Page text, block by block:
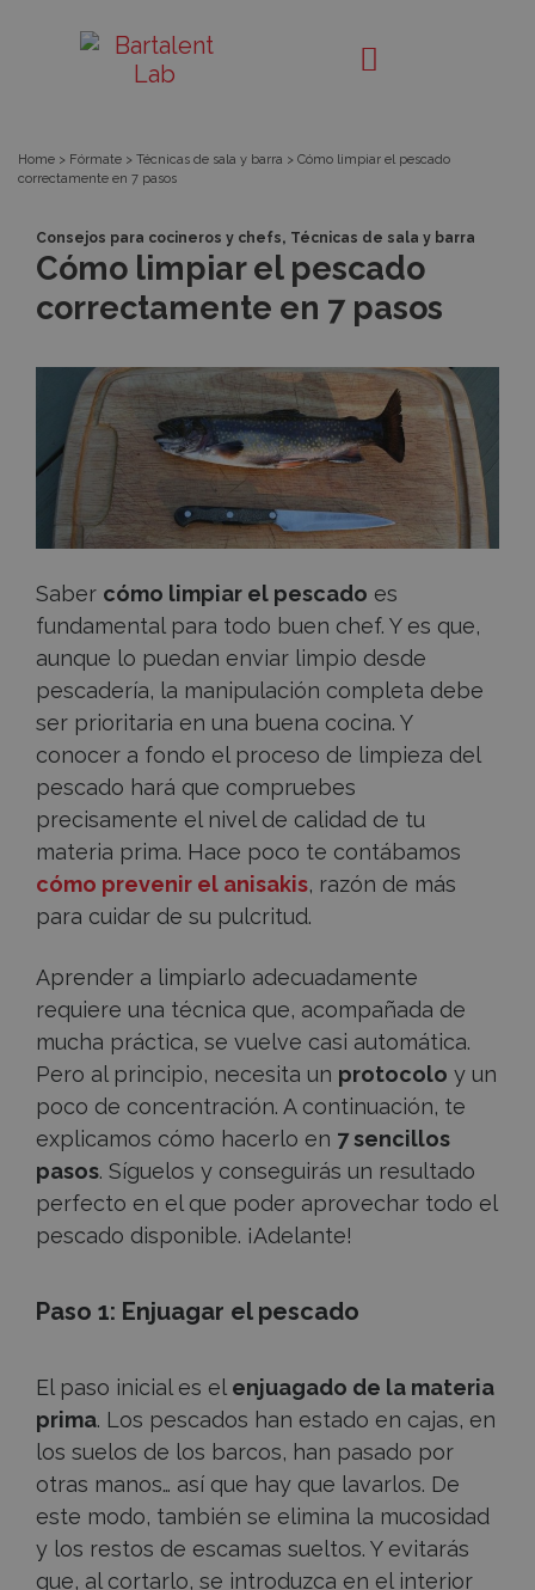
PíldoraBartalent
Lab
Home > Fórmate > Técnicas de sala y barra > Cómo limpiar el pescado
correctamente en 7 pasos
Consejos para cocineros y chefs, Técnicas de sala y barra
Cómo limpiar el pescado
correctamente en 7 pasos
Saber cómo limpiar el pescado es
fundamental para todo buen chef. Y es que,
aunque lo puedan enviar limpio desde
pescadería, la manipulación completa debe
ser prioritaria en una buena cocina. Y
conocer a fondo el proceso de limpieza del
pescado hará que compruebes
precisamente el nivel de calidad de tu
materia prima. Hace poco te contábamos
cómo prevenir el anisakis, razón de más
para cuidar de su pulcritud.
Aprender a limpiarlo adecuadamente
requiere una técnica que, acompañada de
mucha práctica, se vuelve casi automática.
Pero al principio, necesita un protocolo y un
poco de concentración. A continuación, te
explicamos cómo hacerlo en 7 sencillos
pasos. Síguelos y conseguirás un resultado
perfecto en el que poder aprovechar todo el
pescado disponible. ¡Adelante!
Paso 1: Enjuagar el pescado
El paso inicial es el enjuagado de la materia
prima. Los pescados han estado en cajas, en
los suelos de los barcos, han pasado por
otras manos… así que hay que lavarlos. De
este modo, también se elimina la mucosidad
y los restos de escamas sueltos. Y evitarás
que, al cortarlo, se introduzca en el interior